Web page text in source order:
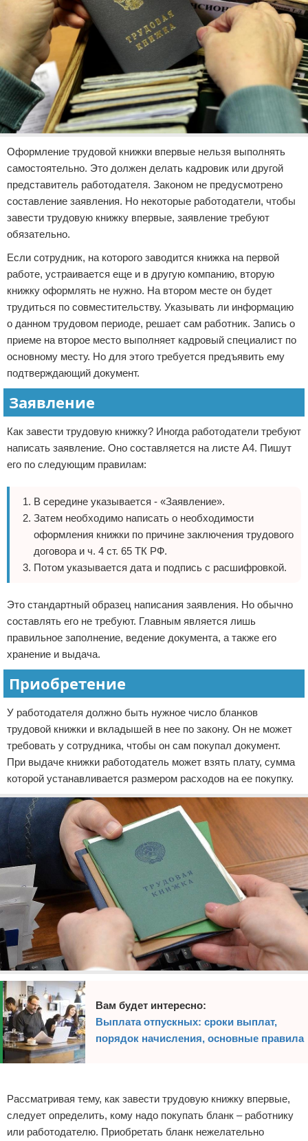
Оформление трудовой книжки впервые нельзя выполнять
самостоятельно. Это должен делать кадровик или другой
представитель работодателя. Законом не предусмотрено
составление заявления. Но некоторые работодатели, чтобы
завести трудовую книжку впервые, заявление требуют
обязательно.
Если сотрудник, на которого заводится книжка на первой
работе, устраивается еще и в другую компанию, вторую
книжку оформлять не нужно. На втором месте он будет
трудиться по совместительству. Указывать ли информацию
о данном трудовом периоде, решает сам работник. Запись о
приеме на второе место выполняет кадровый специалист по
основному месту. Но для этого требуется предъявить ему
подтверждающий документ.
Заявление
Как завести трудовую книжку? Иногда работодатели требуют
написать заявление. Оно составляется на листе А4. Пишут
его по следующим правилам:
В середине указывается - «Заявление».
Затем необходимо написать о необходимости
оформления книжки по причине заключения трудового
договора и ч. 4 ст. 65 ТК РФ.
Потом указывается дата и подпись с расшифровкой.
Это стандартный образец написания заявления. Но обычно
составлять его не требуют. Главным является лишь
правильное заполнение, ведение документа, а также его
хранение и выдача.
Приобретение
У работодателя должно быть нужное число бланков
трудовой книжки и вкладышей в нее по закону. Он не может
требовать у сотрудника, чтобы он сам покупал документ.
При выдаче книжки работодатель может взять плату, сумма
которой устанавливается размером расходов на ее покупку.
Вам будет интересно:
Выплата отпускных: сроки выплат,
порядок начисления, основные правила
Рассматривая тему, как завести трудовую книжку впервые,
следует определить, кому надо покупать бланк – работнику
или работодателю. Приобретать бланк нежелательно